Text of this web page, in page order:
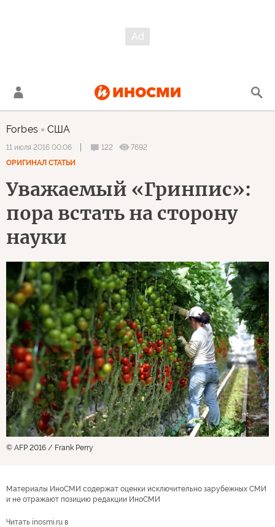
Forbes США
11 июля 2016 00:06 122
7692
ОРИГИНАЛ СТАТЬИ
Уважаемый «Гринпис»:
пора встать на сторону
науки
© AFP 2016 / Frank Perry
Материалы ИноСМИ содержат оценки исключительно зарубежных СМИ
и не отражают позицию редакции ИноСМИ
Читать inosmi.ru в